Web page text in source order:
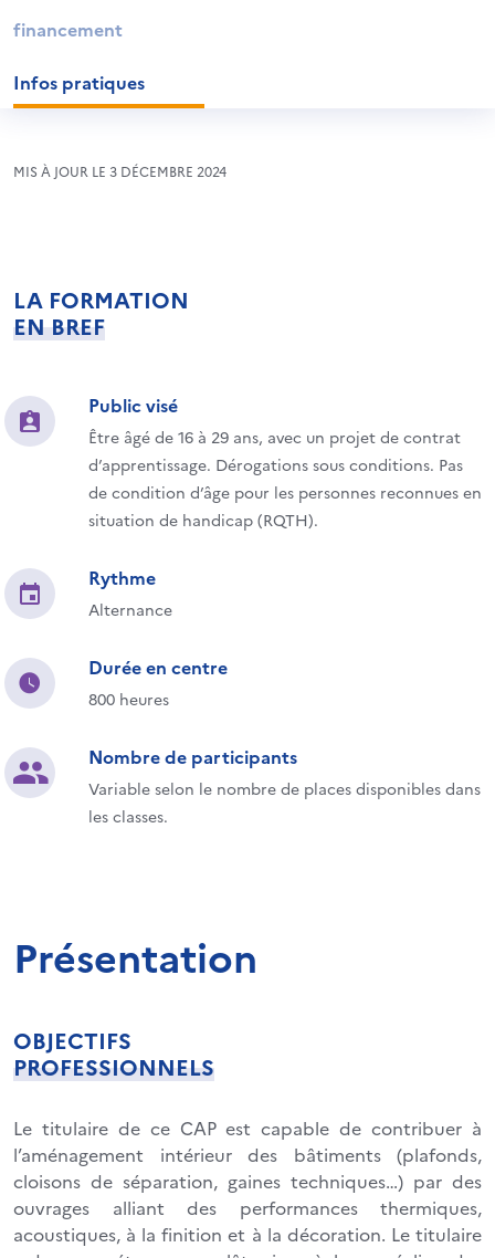
financement
Infos pratiques
MIS À JOUR LE 3 DÉCEMBRE 2024
LA FORMATION
EN BREF
Public visé
Être âgé de 16 à 29 ans, avec un projet de contrat
d’apprentissage. Dérogations sous conditions. Pas
de condition d’âge pour les personnes reconnues en
situation de handicap (RQTH).
Rythme
Alternance
Durée en centre
800 heures
Nombre de participants
Variable selon le nombre de places disponibles dans
les classes.
Présentation
OBJECTIFS
PROFESSIONNELS
Le titulaire de ce CAP est capable de contribuer à
l’aménagement intérieur des bâtiments (plafonds,
cloisons de séparation, gaines techniques…) par des
ouvrages alliant des performances thermiques,
acoustiques, à la finition et à la décoration. Le titulaire